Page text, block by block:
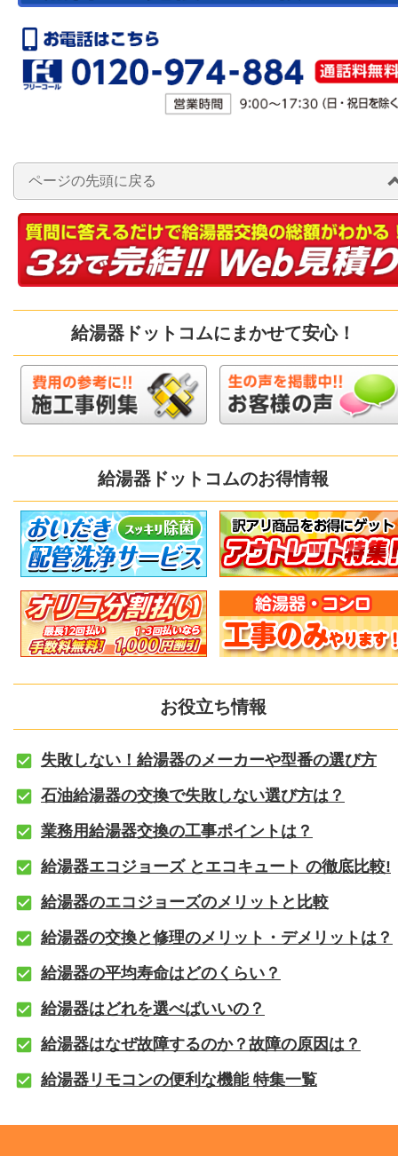
ページの先頭に戻る
給湯器ドットコムにまかせて安心！
給湯器ドットコムのお得情報
お役立ち情報
失敗しない！給湯器のメーカーや型番の選び方
石油給湯器の交換で失敗しない選び方は？
業務用給湯器交換の工事ポイントは？
給湯器エコジョーズ とエコキュート の徹底比較!
給湯器のエコジョーズのメリットと比較
給湯器の交換と修理のメリット・デメリットは？
給湯器の平均寿命はどのくらい？
給湯器はどれを選べばいいの？
給湯器はなぜ故障するのか？故障の原因は？
給湯器リモコンの便利な機能 特集一覧